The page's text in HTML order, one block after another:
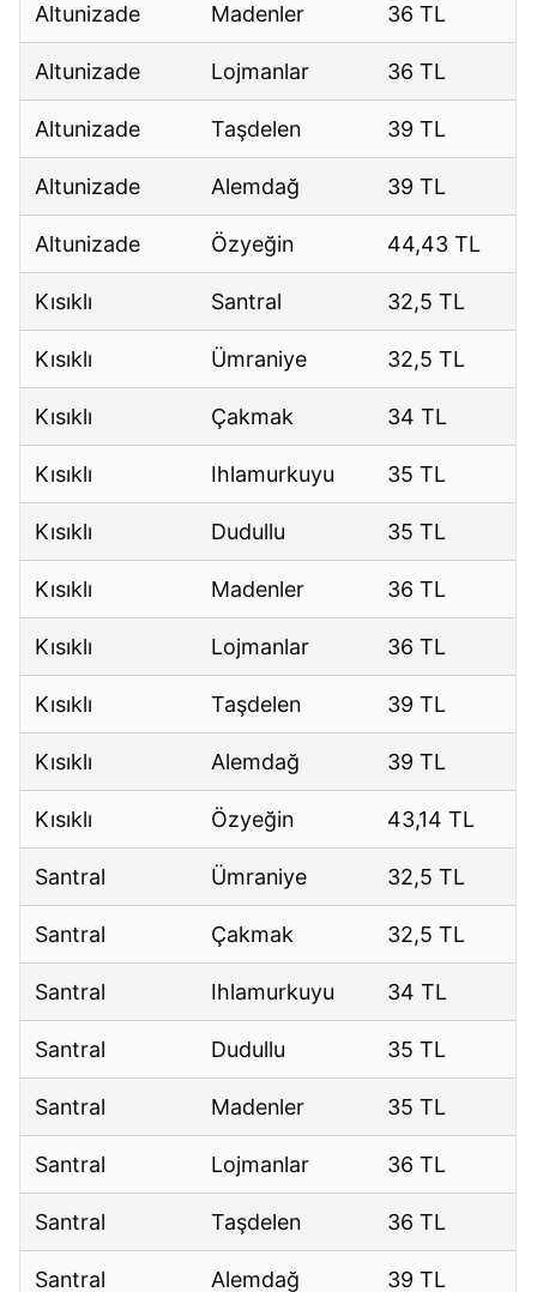
Altunizade Madenler 36 TL
Altunizade Lojmanlar 36 TL
Altunizade Taşdelen 39 TL
Altunizade Alemdağ 39 TL
Altunizade Özyeğin 44,43 TL
Kısıklı Santral 32,5 TL
Kısıklı Ümraniye 32,5 TL
Kısıklı Çakmak 34 TL
Kısıklı Ihlamurkuyu 35 TL
Kısıklı Dudullu 35 TL
Kısıklı Madenler 36 TL
Kısıklı Lojmanlar 36 TL
Kısıklı Taşdelen 39 TL
Kısıklı Alemdağ 39 TL
Kısıklı Özyeğin 43,14 TL
Santral Ümraniye 32,5 TL
Santral Çakmak 32,5 TL
Santral Ihlamurkuyu 34 TL
Santral Dudullu 35 TL
Santral Madenler 35 TL
Santral Lojmanlar 36 TL
Santral Taşdelen 36 TL
Santral Alemdağ 39 TL